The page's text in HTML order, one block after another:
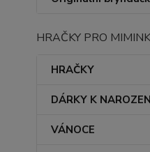
HRAČKY PRO
HRAČKY
DÁRKY K
VÁNOCE